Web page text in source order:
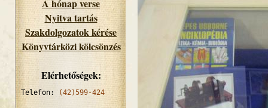
A hónap verse
Nyitva tartás
Szakdolgozatok kérése
Könyvtárközi kölcsönzés
Elérhetőségek:
Telefon: (42)599-424